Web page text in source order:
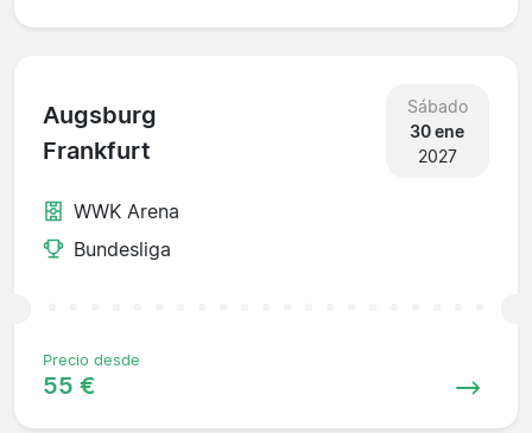
Augsburg
Frankfurt
Sábado
30 ene
2027
WWK Arena
Bundesliga
Precio desde
55 €